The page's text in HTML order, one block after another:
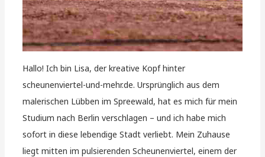
Hallo! Ich bin Lisa, der kreative Kopf hinter
scheunenviertel-und-mehr.de. Ursprünglich aus dem
malerischen Lübben im Spreewald, hat es mich für mein
Studium nach Berlin verschlagen – und ich habe mich
sofort in diese lebendige Stadt verliebt. Mein Zuhause
liegt mitten im pulsierenden Scheunenviertel, einem der